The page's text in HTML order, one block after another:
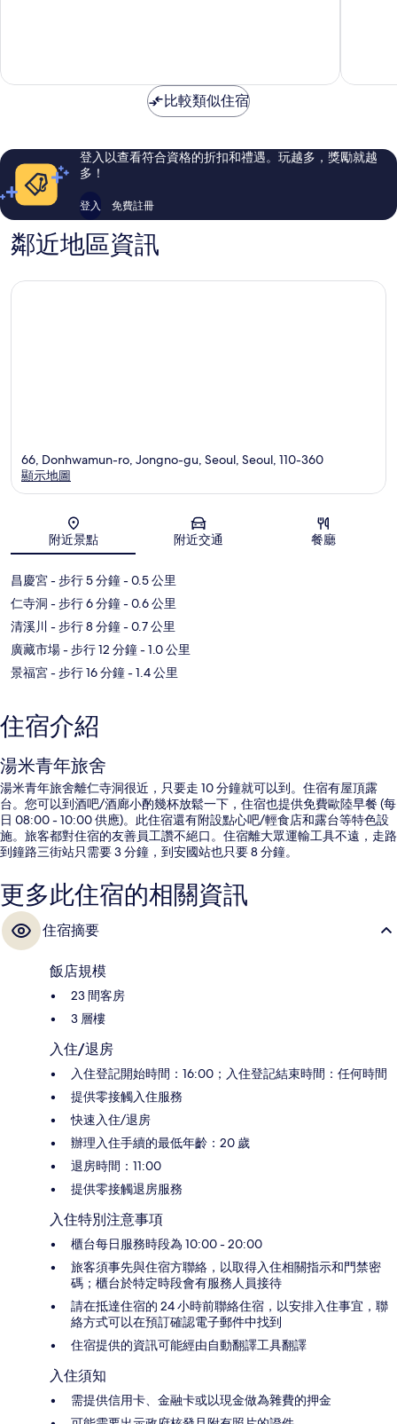
常
評
論
棒
評
論
比較類似住宿
登入以查看符合資格的折扣和禮遇。玩越多，獎勵就越
多！
登入 免費註冊
鄰近地區資訊
地圖
66, Donhwamun-ro, Jongno-gu, Seoul, Seoul, 110-360
顯示地圖
附近景點 附近交通 餐廳
昌慶宮- 步行 5 分鐘- 0.5 公里
仁寺洞 - 步行 6 分鐘- 0.6 公里
清溪川 - 步行 8 分鐘- 0.7 公里
廣藏市場- 步行 12 分鐘- 1.0 公里
景福宮- 步行 16 分鐘- 1.4 公里
住宿介紹
湯米青年旅舍
湯米青年旅舍離仁寺洞很近，只要走 10 分鐘就可以到。住宿有屋頂露
台。您可以到酒吧/酒廊小酌幾杯放鬆一下，住宿也提供免費歐陸早餐 (每
日 08:00 - 10:00 供應)。此住宿還有附設點心吧/輕食店和露台等特色設
施。旅客都對住宿的友善員工讚不絕口。住宿離大眾運輸工具不遠，走路
到鐘路三街站只需要 3 分鐘，到安國站也只要 8 分鐘。
更多此住宿的相關資訊
住宿摘要
飯店規模
23 間客房
3 層樓
入住/退房
入住登記開始時間：16:00；入住登記結束時間：任何時間
提供零接觸入住服務
快速入住/退房
辦理入住手續的最低年齡：20 歲
退房時間：11:00
提供零接觸退房服務
入住特別注意事項
櫃台每日服務時段為 10:00 - 20:00
旅客須事先與住宿方聯絡，以取得入住相關指示和門禁密
碼；櫃台於特定時段會有服務人員接待
請在抵達住宿的 24 小時前聯絡住宿，以安排入住事宜，聯
絡方式可以在預訂確認電子郵件中找到
住宿提供的資訊可能經由自動翻譯工具翻譯
入住須知
需提供信用卡、金融卡或以現金做為雜費的押金